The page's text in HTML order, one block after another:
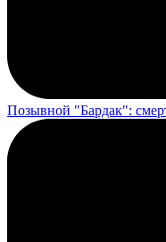
Позывной "Бардак":